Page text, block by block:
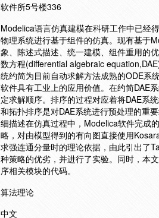
软件所5号楼336
Modelica语言仿真建模在科研工作中已经
物理系统进行基于组件的仿真。现有基于
象、陈述式描述、统一建模、组件重用的
数方程(differential algebraic
统约简为目前自动求解方法成熟的ODE系
软件具有工业上的应用价值。在约简DAE
定求解顺序。排序的过程对应着将DAE系
和拓扑排序是对DAE系统进行预处理的重
细描述在仿真过程中，Modelica软件完成
略，对由模型得到的有向图直接使用
求强连通分量时的理论依据，由此引出了
种策略的优劣，并进行了实验。同时，本
序相关模块的代码。
算法理论
中文